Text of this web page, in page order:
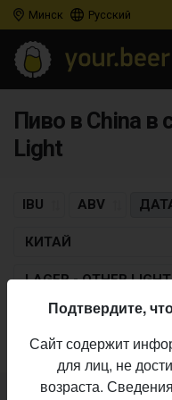
Минск Русский
Пиво в China в
Light
IBU ABV
КИТАЙ
LAGER - OTHER LIGHT
Пиво по заданным
Подтвердите,
Сайт содержит
для лиц, не
возраста.